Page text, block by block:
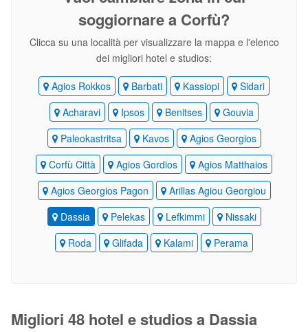
soggiornare a Corfù?
Clicca su una località per visualizzare la mappa e l'elenco
dei migliori hotel e studios:
Agios Rokkos Barbati Kassiopi
Sidari
Acharavi
Ipsos Benitses
Gouvia
Paleokastritsa
Kavos
Agios Georgios
Corfù Città
Agios Gordios
Agios Matthaios
Agios Georgios Pagon
Arillas Agiou Georgiou
Dassia
Pelekas Lefkimmi
Nissaki
Roda
Glifada Kalami Perama
Migliori 48 hotel e studios a Dassia